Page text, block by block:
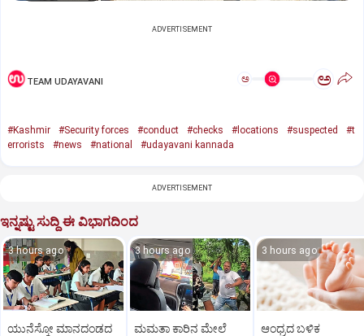
ADVERTISEMENT
TEAM UDAYAVANI ಅ ಅ
#Kashmir #Security forces #conduct #checks #locations #suspected
#t
errorists
#news #national #udayavani kannada
ADVERTISEMENT
ಇನ್ನಷ್ಟು ಸುದ್ದಿ ಈ ವಿಭಾಗದಿಂದ
3 hours ago
ಯುನೆಸ್ಕೋ ಮಾನದಂಡದ
3 hours ago
ಮಮತಾ ಕಾರಿನ ಮೇಲೆ
3 hours ago
ಆಂಧ್ರದ ಬಳಿಕ